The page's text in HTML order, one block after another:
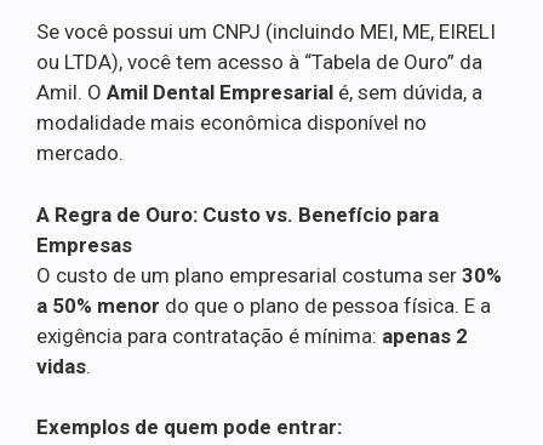
Se você possui um CNPJ (incluindo MEI, ME, EIRELI
ou LTDA), você tem acesso à “Tabela de Ouro” da
Amil. O Amil Dental Empresarial é, sem dúvida, a
modalidade mais econômica disponível no
mercado.
A Regra de Ouro: Custo vs. Benefício para
Empresas
O custo de um plano empresarial costuma ser 30%
a 50% menor do que o plano de pessoa física. E a
exigência para contratação é mínima: apenas 2
vidas.
Exemplos de quem pode entrar: